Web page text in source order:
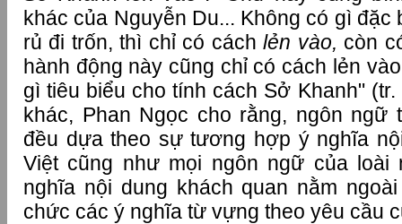
khác của Nguyễn Du... Không có gì đặc
rủ đi trốn, thì chỉ có cáchlẻn vào, còn
hành động này cũng chỉ có cách lẻn
gì tiêu biểu cho tính cách Sở Khanh"
khác, Phan Ngọc cho rằng, ngôn ngữ
đều dựa theo sự tương hợp ý nghĩa
Việt cũng như mọi ngôn ngữ của
nghĩa nội dung khách quan nằm
chức các ý nghĩa từ vựng theo yêu cầu